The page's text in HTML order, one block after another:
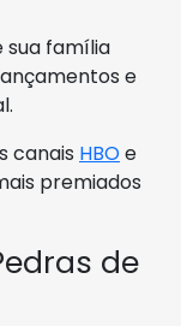
sua família
e
canais HBOe
premiados
de